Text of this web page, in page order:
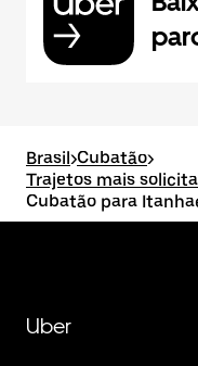
Brasil>Cubatão>
Trajetos mais
Cubatão para
Uber